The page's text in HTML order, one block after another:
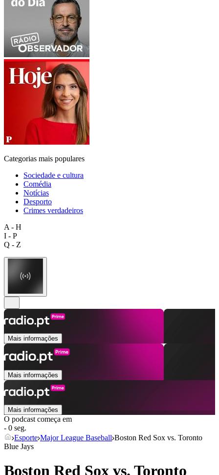
Categorias mais populares
Sociedade e cultura
Comédia
Notícias
Desporto
Crimes verdadeiros
A - H
I - P
Q - Z
Mais informações
Mais informações
Mais informações
O podcast começa em
- 0 seg.
Esporte Major League Baseball Boston Red Sox vs. Toronto
Blue Jays
Boston Red Sox vs. Toronto